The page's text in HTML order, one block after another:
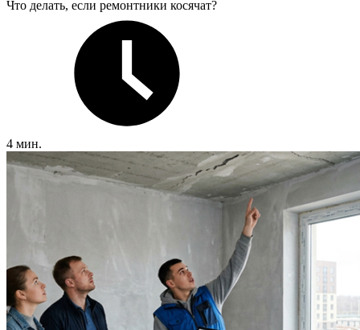
Что делать, если ремонтники косячат?
4 мин.